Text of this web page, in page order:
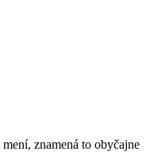
znamená to obyčajne